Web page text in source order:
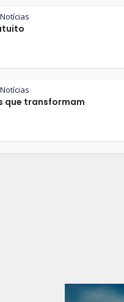
Notícias
Notícias
que transformam